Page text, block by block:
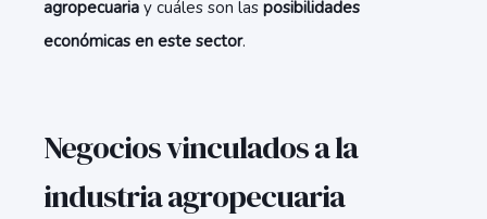
agropecuaria y cuáles son las posibilidades
económicas en este sector.
Negocios vinculados a la
industria agropecuaria